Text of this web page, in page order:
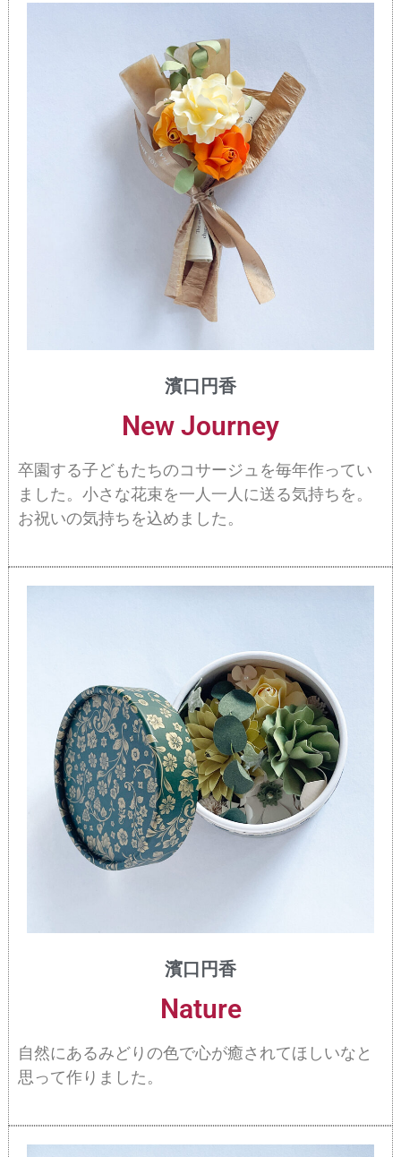
濱口円香
New Journey
卒園する子どもたちのコサージュを毎年作ってい
ました。小さな花束を一人一人に送る気持ちを。
お祝いの気持ちを込めました。
濱口円香
Nature
自然にあるみどりの色で心が癒されてほしいなと
思って作りました。